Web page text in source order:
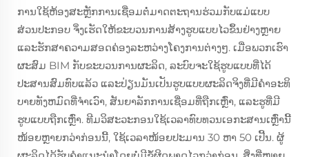
ການໃຊ້ຫ້ອງສະຫຼັກການເຊື່ອມຕໍ່ມາດຕະຖານຮ່ວມກັບແມ່ແບບ
ສ່ວນປະກອບ ຈິ່ງເຮັດໃຫ້ຂະບວນການສ້າງຮູບແບບໄວຂຶ້ນຢ່າງຫຼາຍ
ແລະຮັກສາຄວາມສອດຄ່ອງລະຫວ່າງໂຄງການຕ່າງໆ. ເມື່ອພວກເຮົາ
ຜະສົມ BIM ກັບຂະບວນການຜະລິດ, ລະບົບຈະໃຊ້ຮູບແບບທີ່ໄດ້
ປະສານສົມທົບແລ້ວ ແລະປ່ຽນມັນເປັນຮູບແບບຜະລິດຈິງທີ່ມີຄຳອະທິ
ບາຍທັງຫມົດທີ່ຈຳເວົາ, ສັນຍາລັກການເຊື່ອມທີ່ຖືກເຫຼົ່າ, ແລະຮູທີ່ມີ
ຮູບແບບຖືກເຫຼົ່າ. ທີມວິສະວະກອນໃຊ້ເວລາທົບທວນເອກະສານເຫຼົ່ານີ້
ໜ້ອຍຫຼາຍກວ່າກ່ອນນີ້, ໃຊ້ເວລາໜ້ອຍປະມານ 30 ຫາ 50 ເປີ້ນ. ຜູ້